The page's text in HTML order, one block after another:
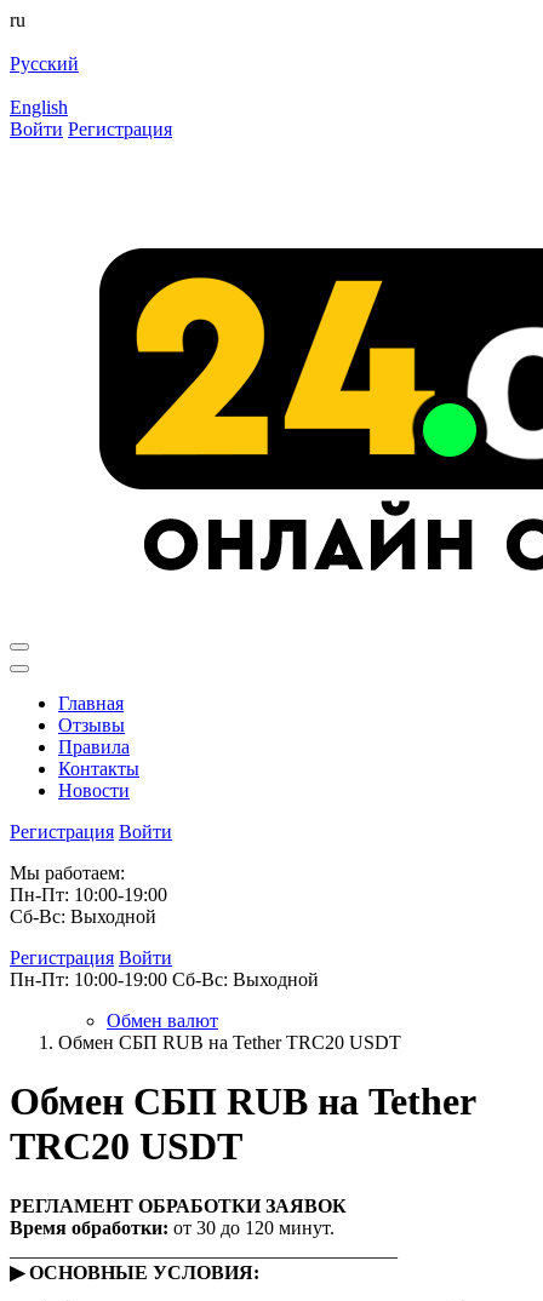
ru
Русский
English
Войти Регистрация
Главная
Отзывы
Правила
Контакты
Новости
Регистрация Войти
Мы работаем:
Пн-Пт: 10:00-19:00
Сб-Вс: Выходной
Регистрация Войти
Пн-Пт: 10:00-19:00 Сб-Вс: Выходной
Обмен валют
Обмен СБП RUB на Tether TRC20 USDT
Обмен СБП RUB на Tether
TRC20 USDT
РЕГЛАМЕНТ ОБРАБОТКИ ЗАЯВОК
Время обработки: от 30 до 120 минут.
▶ ОСНОВНЫЕ УСЛОВИЯ: